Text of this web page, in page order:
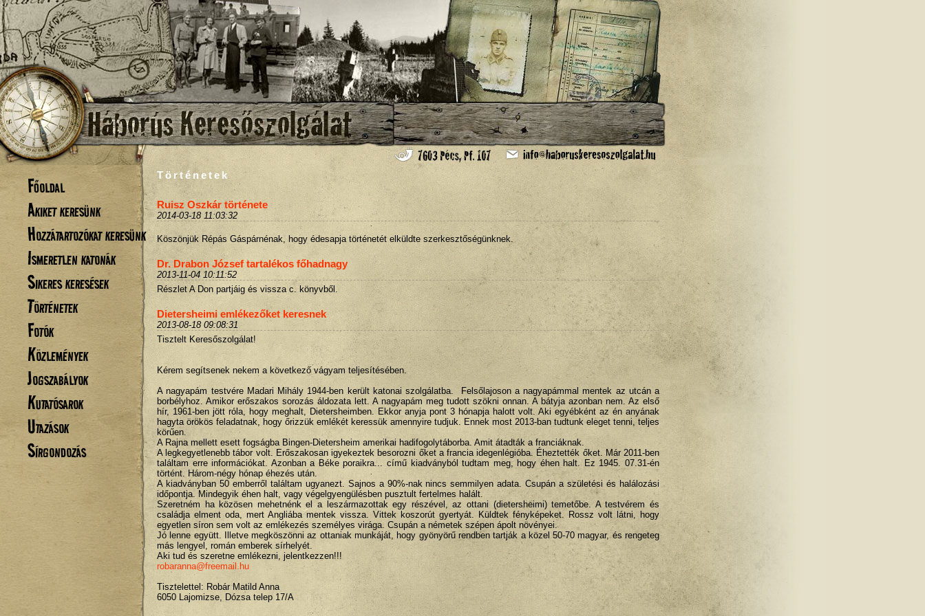
Főoldal
Akiket keresünk
Hozzátartozókat keresünk
Ismeretlen katonák
Sikeres keresések
Történetek
Fotók
Közlemények
Jogszabályok
Kutatósarok
Utazások
Sírgondozás
Történetek
Ruisz Oszkár története
2014-03-18 11:03:32
Köszönjük Répás Gáspárnénak, hogy édesapja történetét elküldte szerkesztőségünknek.
Dr. Drabon József tartalékos főhadnagy
2013-11-04 10:11:52
Részlet A Don partjáig és vissza c. könyvből.
Dietersheimi emlékezőket keresnek
2013-08-18 09:08:31
Tisztelt Keresőszolgálat!
Kérem segítsenek nekem a következő vágyam teljesítésében.
A nagyapám testvére Madari Mihály 1944-ben került katonai szolgálatba. Felsőlajoson a nagyapámmal mentek az utcán a
borbélyhoz. Amikor erőszakos sorozás áldozata lett. A nagyapám meg tudott szökni onnan. A bátyja azonban nem. Az első
hír, 1961-ben jött róla, hogy meghalt, Dietersheimben. Ekkor anyja pont 3 hónapja halott volt. Aki egyébként az én anyának
hagyta örökös feladatnak, hogy őrizzük emlékét keressük amennyire tudjuk. Ennek most 2013-ban tudtunk eleget tenni, teljes
körűen.
A Rajna mellett esett fogságba Bingen-Dietersheim amerikai hadifogolytáborba. Amit átadták a franciáknak.
A legkegyetlenebb tábor volt. Erőszakosan igyekeztek besorozni őket a francia idegenlégióba. Éheztették őket. Már 2011-ben
találtam erre információkat. Azonban a Béke poraikra... című kiadványból tudtam meg, hogy éhen halt. Ez 1945. 07.31-én
történt. Három-négy hónap éhezés után.
A kiadványban 50 emberről találtam ugyanezt. Sajnos a 90%-nak nincs semmilyen adata. Csupán a születési és halálozási
időpontja. Mindegyik éhen halt, vagy végelgyengülésben pusztult fertelmes halált.
Szeretném ha közösen mehetnénk el a leszármazottak egy részével, az ottani (dietersheimi) temetőbe. A testvérem és
családja elment oda, mert Angliába mentek vissza. Vittek koszorút gyertyát. Küldtek fényképeket. Rossz volt látni, hogy
egyetlen síron sem volt az emlékezés személyes virága. Csupán a németek szépen ápolt növényei.
Jó lenne együtt. Illetve megköszönni az ottaniak munkáját, hogy gyönyörű rendben tartják a közel 50-70 magyar, és rengeteg
más lengyel, román emberek sírhelyét.
Aki tud és szeretne emlékezni, jelentkezzen!!!
robaranna@freemail.hu
Tisztelettel: Robár Matild Anna
6050 Lajomizse, Dózsa telep 17/A